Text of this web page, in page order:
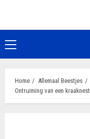
de
inhoudPrimair
menu
Home Allemaal Beestjes
Ontruiming van een kraaknest